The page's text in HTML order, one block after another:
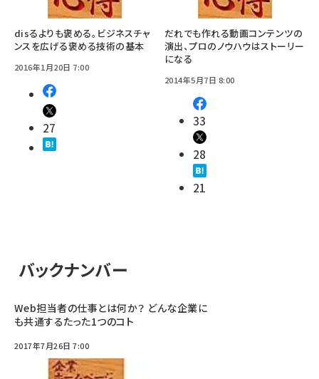
disるよりも褒める。ビジネスチャ
ンスを広げる褒める技術の基本
2016年1月20日 7:00
27
だれでも作れる動画コンテンツの
演出、プロのノウハウはストーリー
になる
2014年5月7日 8:00
33
28
21
バックナンバー
Web担当者の仕事とは何か？ どんな企業に
も共通するたった1つのコト
2017年7月26日 7:00